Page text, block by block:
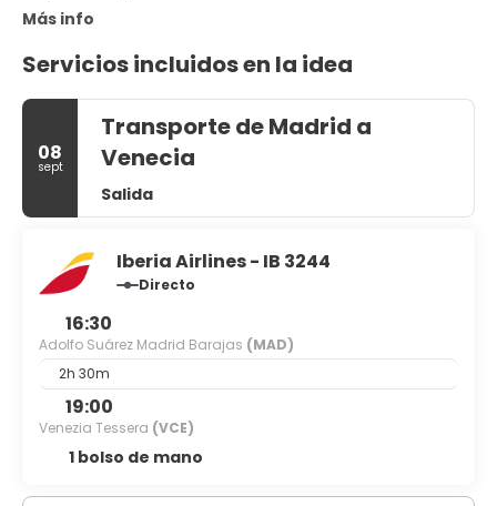
Más info
Servicios incluidos en la idea
08
sept
Transporte de Madrid a
Venecia
Salida
Iberia Airlines - IB 3244
Directo
16:30
Adolfo Suárez Madrid Barajas (MAD)
2h 30m
19:00
Venezia Tessera (VCE)
1 bolso de mano